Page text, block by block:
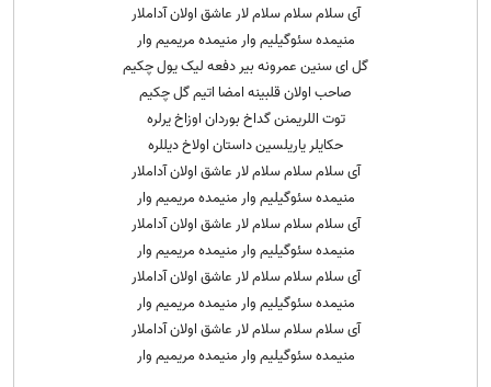
آی سلام سلام سلام لار عاشق اولان آداملار
منیمده سئوگیلیم وار منیمده مریمیم وار
گل ای سنین عمرونه بیر دفعه لیک یول چکیم
صاحب اولان قلبینه امضا اتیم گل چکیم
توت اللریمنن گداخ بوردان اوزاخ یرلره
حکایلر یاریلسین داستان اولاخ دیللره
آی سلام سلام سلام لار عاشق اولان آداملار
منیمده سئوگیلیم وار منیمده مریمیم وار
آی سلام سلام سلام لار عاشق اولان آداملار
منیمده سئوگیلیم وار منیمده مریمیم وار
آی سلام سلام سلام لار عاشق اولان آداملار
منیمده سئوگیلیم وار منیمده مریمیم وار
آی سلام سلام سلام لار عاشق اولان آداملار
منیمده سئوگیلیم وار منیمده مریمیم وار